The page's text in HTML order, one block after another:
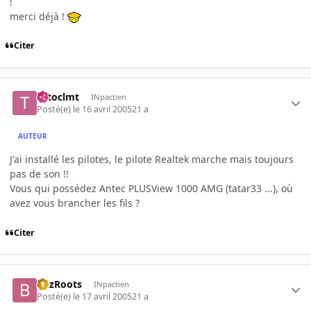
merci déjà !
Citer
totoclmt INpactien
Posté(e) le 16 avril 200521 a
AUTEUR
J'ai installé les pilotes, le pilote Realtek marche mais toujours
pas de son !!
Vous qui possédez Antec PLUSView 1000 AMG (tatar33 ...), où
avez vous brancher les fils ?
Citer
BuzRoots INpactien
Posté(e) le 17 avril 200521 a